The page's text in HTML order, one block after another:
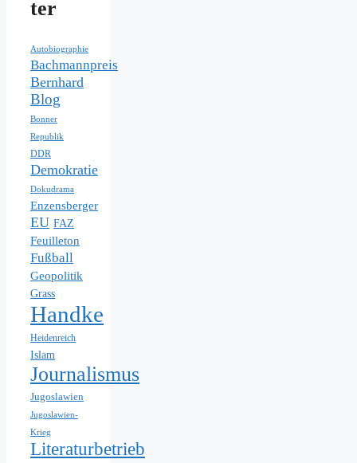
ter
Autobiographie
Bachmannpreis
Bernhard
Blog
Bonner
Republik
DDR
Demokratie
Dokudrama
Enzensberger
EU FAZ
Feuilleton
Fußball
Geopolitik
Grass
Handke
Heidenreich
Islam
Journalismus
Jugoslawien
Jugoslawien-
Krieg
Literaturbetrieb